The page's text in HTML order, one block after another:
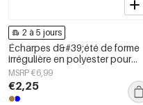
2 à 5 jours
Écharpes d&#39;été de forme
irrégulière en polyester pour
tous les jours, accessoires du
quotidien
MSRP €6,99
€2,25